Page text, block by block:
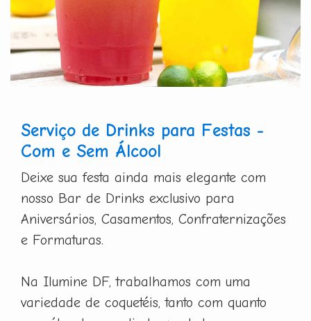
Serviço de Drinks para Festas -
Com e Sem Álcool
Deixe sua festa ainda mais elegante com
nosso Bar de Drinks exclusivo para
Aniversários, Casamentos, Confraternizações
e Formaturas.
Na Ilumine DF, trabalhamos com uma
variedade de coquetéis, tanto com quanto